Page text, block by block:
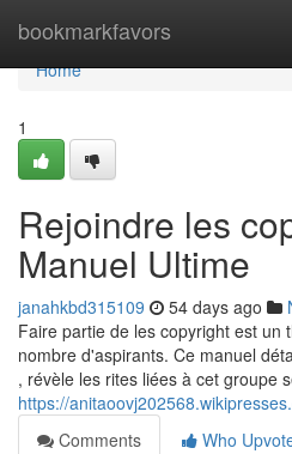
bookmarkfavors
Home
Home
1
Rejoindre les
Manuel Ultime
janahkbd315109 54 days ago
Faire partie de les copyright est un
nombre d'aspirants. Ce manuel
, révèle les rites liées à cet groupe
https://
Comments
Who